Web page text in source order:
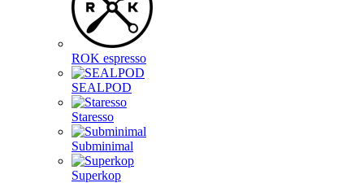
ROK espresso
SEALPOD
Staresso
Subminimal
Superkop